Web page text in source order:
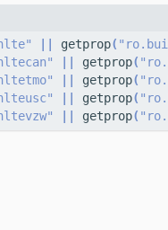
getprop(
getprop(
getprop(
getprop(
getprop(